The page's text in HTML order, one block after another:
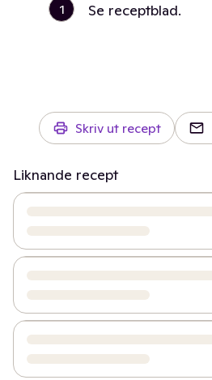
1 Se receptblad.
Skriv ut recept
Liknande recept